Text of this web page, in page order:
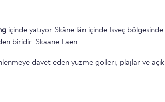
içinde yatıyor Skåne län içinde İsveç bölgesinde
biridir. Skaane Laen.
davet eden yüzme gölleri, plajlar ve açık